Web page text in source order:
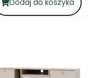
Dodaj do koszyka